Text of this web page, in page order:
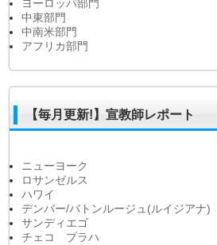
ヨーロッパ部門
中東部門
中南米部門
アフリカ部門
【毎月更新!】宣教師レポート
ニューヨーク
ロサンゼルス
ハワイ
デンバー/バトンルージュ(ルイジアナ)
サンディエゴ
チェコ プラハ